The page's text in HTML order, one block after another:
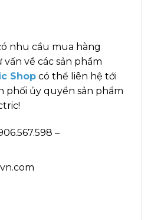
nhu cầu mua hàng
vấn về các sản phẩm
Shop có thể liên hệ tới
phối ủy quyền sản phẩm
–